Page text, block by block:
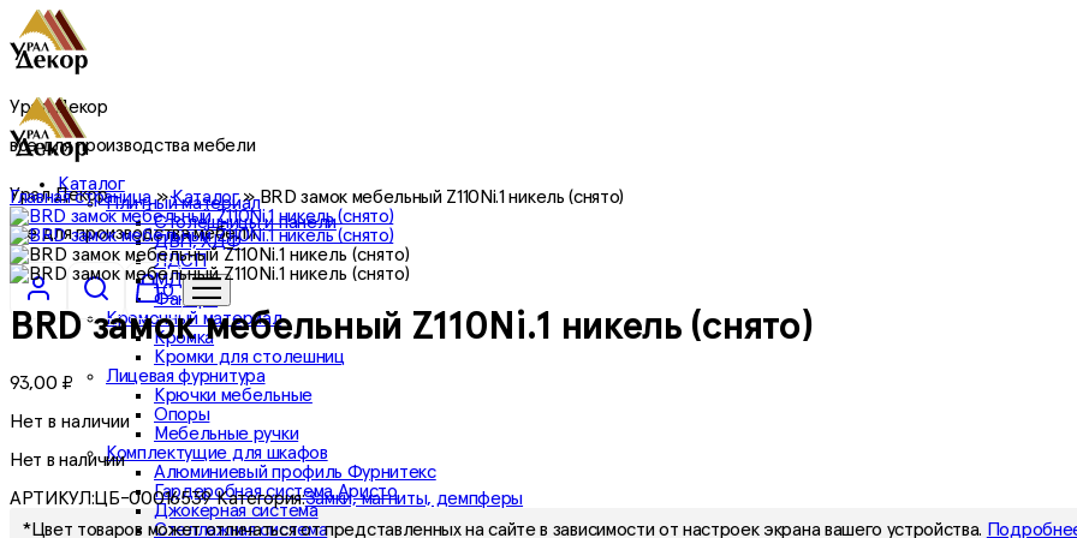
Урал Декор
все для производства мебели
Каталог
Плитный материал
Столешницы и панели
ДВП, ХДФ
ЛДСП
МДФ
Фанера
Кромочный материал
Кромка
Кромки для столешниц
Лицевая фурнитура
Крючки мебельные
Опоры
Мебельные ручки
Комплектущие для шкафов
Алюминиевый профиль Фурнитекс
Гардеробная система Аристо
Джокерная система
Стеллажная система
Урал Декор
все для производства мебели
0
Главная страница»Каталог»BRD замок мебельный Z110Ni.1 никель (снято)
BRD замок мебельный Z110Ni.1 никель (снято)
93,00 ₽
Нет в наличии
Нет в наличии
АРТИКУЛ:ЦБ-00016539 Категория:Замки, магниты, демпферы
*Цвет товаров может отличаться от представленных на сайте в зависимости от настроек экрана вашего устройства.